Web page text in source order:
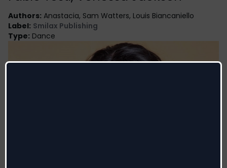
Authors: Anastacia, Sam Watters, Louis Biancaniello
Label: Smilax Publishing
Type: Dance